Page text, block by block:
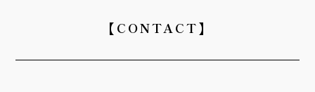
【CONTACT】